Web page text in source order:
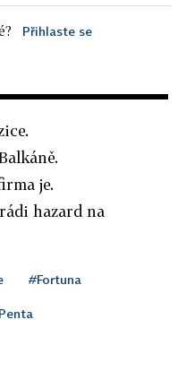
Přihlaste se
je.
hazard na
#Fortuna